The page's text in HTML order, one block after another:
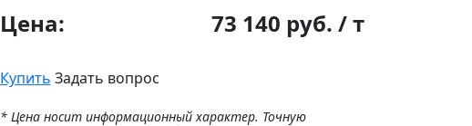
Цена: 73 140 руб. / т
Купить Задать вопрос
* Цена носит информационный характер. Точную